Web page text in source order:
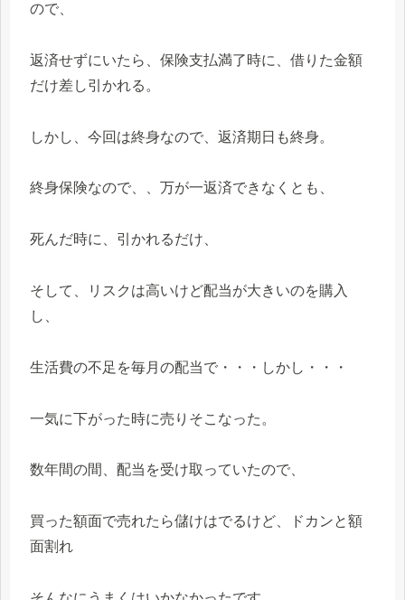
ので、
返済せずにいたら、保険支払満了時に、借りた金額
だけ差し引かれる。
しかし、今回は終身なので、返済期日も終身。
終身保険なので、、万が一返済できなくとも、
死んだ時に、引かれるだけ、
そして、リスクは高いけど配当が大きいのを購入
し、
生活費の不足を毎月の配当で・・・しかし・・・
一気に下がった時に売りそこなった。
数年間の間、配当を受け取っていたので、
買った額面で売れたら儲けはでるけど、ドカンと額
面割れ